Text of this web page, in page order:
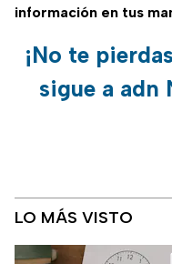
información en tus
¡No te
sigue a adn
LO MÁS VISTO